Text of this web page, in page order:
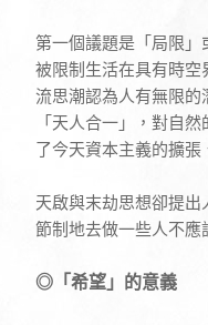
第一個議題是「局限」
被限制生活在具有時
流思潮認為人有無限
「天人合一」，對自
了今天資本主義的擴
天啟與末劫思想卻提
節制地去做一些人不
◎「希望」的意義